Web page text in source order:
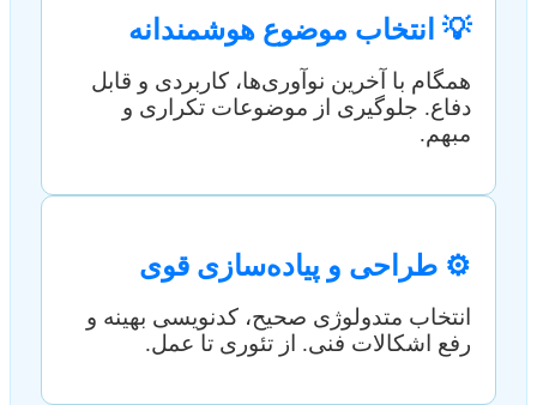
💡 انتخاب موضوع هوشمندانه
همگام با آخرین نوآوری‌ها، کاربردی و قابل
دفاع. جلوگیری از موضوعات تکراری و
مبهم.
⚙️ طراحی و پیاده‌سازی قوی
انتخاب متدولوژی صحیح، کدنویسی بهینه و
رفع اشکالات فنی. از تئوری تا عمل.